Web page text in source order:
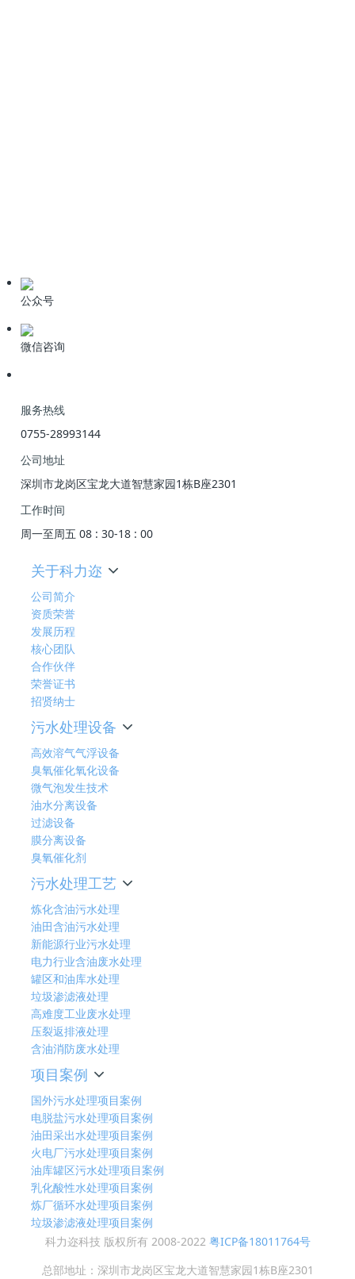
公众号
微信咨询
服务热线
0755-28993144
公司地址
深圳市龙岗区宝龙大道智慧家园1栋B座2301
工作时间
周一至周五 08 : 30-18 : 00
关于科力迩
公司简介
资质荣誉
发展历程
核心团队
合作伙伴
荣誉证书
招贤纳士
污水处理设备
高效溶气气浮设备
臭氧催化氧化设备
微气泡发生技术
油水分离设备
过滤设备
膜分离设备
臭氧催化剂
污水处理工艺
炼化含油污水处理
油田含油污水处理
新能源行业污水处理
电力行业含油废水处理
罐区和油库水处理
垃圾渗滤液处理
高难度工业废水处理
压裂返排液处理
含油消防废水处理
项目案例
国外污水处理项目案例
电脱盐污水处理项目案例
油田采出水处理项目案例
火电厂污水处理项目案例
油库罐区污水处理项目案例
乳化酸性水处理项目案例
炼厂循环水处理项目案例
垃圾渗滤液处理项目案例
科力迩科技 版权所有 2008-2022 粤ICP备18011764号
总部地址：深圳市龙岗区宝龙大道智慧家园1栋B座2301